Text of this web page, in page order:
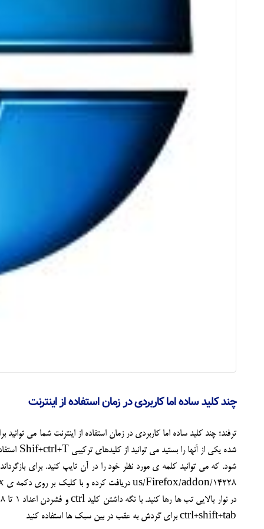
چند کلید ساده اما کاربردی در زمان استفاده از اینترنت
ترفند؛ چند کلید ساده اما کاربردی در زمان استفاده از اینترنت شما می
ctrl+shift+tab برای گردش به عقب در بین سبک ها استفاده کنید